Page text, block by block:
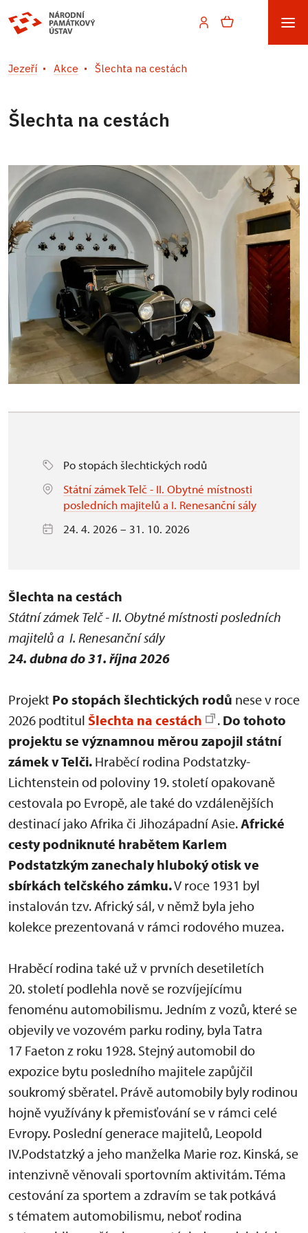
Jezeří Akce Šlechta na cestách
Šlechta na cestách
Po stopách šlechtických rodů
Státní zámek Telč - II. Obytné místnosti
posledních majitelů a I. Renesanční sály
24. 4. 2026 – 31. 10. 2026
Šlechta na cestách
Státní zámek Telč - II. Obytné místnosti posledních
majitelů a I. Renesanční sály
24. dubna do 31. října 2026
Projekt Po stopách šlechtických rodů nese v roce
2026 podtitul Šlechta na cestách . Do tohoto
projektu se významnou měrou zapojil státní
zámek v Telči. Hraběcí rodina Podstatzky-
Lichtenstein od poloviny 19. století opakovaně
cestovala po Evropě, ale také do vzdálenějších
destinací jako Afrika či Jihozápadní Asie.Africké
cesty podniknuté hrabětem Karlem
Podstatzkým zanechaly hluboký otisk ve
sbírkách telčského zámku.V roce 1931 byl
instalován tzv. Africký sál, v němž byla jeho
kolekce prezentovaná v rámci rodového muzea.
Hraběcí rodina také už v prvních desetiletích
20. století podlehla nově se rozvíjejícímu
fenoménu automobilismu. Jedním z vozů, které se
objevily ve vozovém parku rodiny, byla Tatra
17 Faeton z roku 1928. Stejný automobil do
expozice bytu posledního majitele zapůjčil
soukromý sběratel. Právě automobily byly rodinou
hojně využívány k přemisťování se v rámci celé
Evropy. Poslední generace majitelů, Leopold
IV.Podstatzký a jeho manželka Marie roz. Kinská, se
intenzivně věnovali sportovním aktivitám. Téma
cestování za sportem a zdravím se tak potkává
s tématem automobilismu, neboť rodina